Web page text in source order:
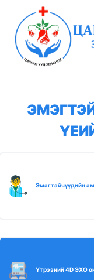
content
Эмэгтэйчүүдийн
Үтрээний 4D ЭХО